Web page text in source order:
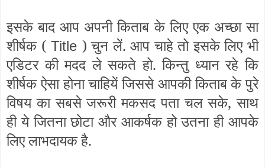
इसके बाद आप अपनी किताब के लिए एक अच्छा सा
शीर्षक (Title ) चुन लें. आप चाहे तो इसके लिए भी
एडिटर की मदद ले सकते हो. किन्तु ध्यान रहे कि
शीर्षक ऐसा होना चाहियें जिससे आपकी किताब के पुरे
विषय का सबसे जरूरी मकसद पता चल सके, साथ
ही ये जितना छोटा और आकर्षक हो उतना ही आपके
लिए लाभदायक है.